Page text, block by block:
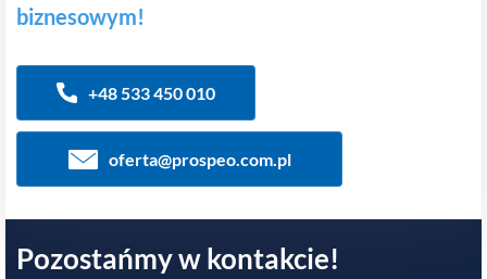
biznesowym!
+48 533 450 010
oferta@prospeo.com.pl
Pozostańmy w kontakcie!